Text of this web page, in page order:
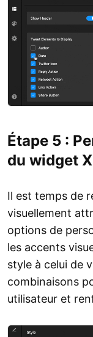
Étape 5 :
du widget X
Il est temps de
visuellement
options de
les accents
style à celui de
combinaisons
utilisateur et